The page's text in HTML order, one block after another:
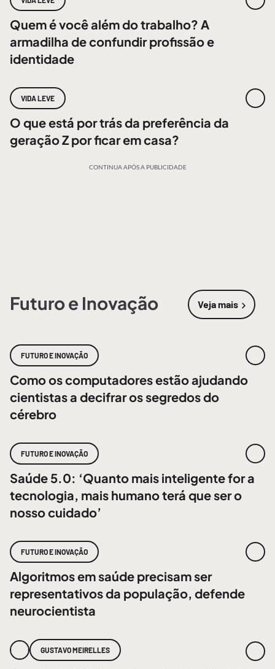
Quem é você além do trabalho? A
armadilha de confundir profissão e
identidade
VIDA LEVE
O que está por trás da preferência da
geração Z por ficar em casa?
CONTINUA APÓS A PUBLICIDADE
Futuro e Inovação Veja mais
sobre
FUTURO E INOVAÇÃO
Como os computadores estão ajudando
cientistas a decifrar os segredos do
cérebro
FUTURO E INOVAÇÃO
Saúde 5.0: ‘Quanto mais inteligente for a
tecnologia, mais humano terá que ser o
nosso cuidado’
FUTURO E INOVAÇÃO
Algoritmos em saúde precisam ser
representativos da população, defende
neurocientista
GUSTAVO MEIRELLES